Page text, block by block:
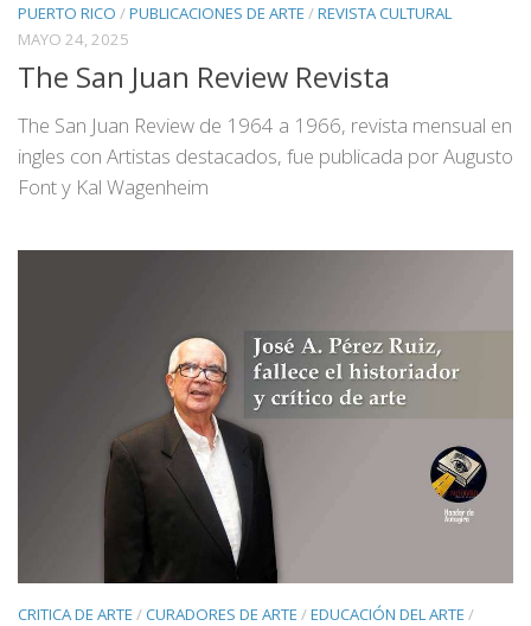
PUERTO RICO /PUBLICACIONES DE ARTE /REVISTA CULTURAL
MAYO 24, 2025
The San Juan Review Revista
The San Juan Review de 1964 a 1966, revista mensual en
ingles con Artistas destacados, fue publicada por Augusto
Font y Kal Wagenheim
CRITICA DE ARTE /CURADORES DE ARTE /EDUCACIÓN DEL ARTE /